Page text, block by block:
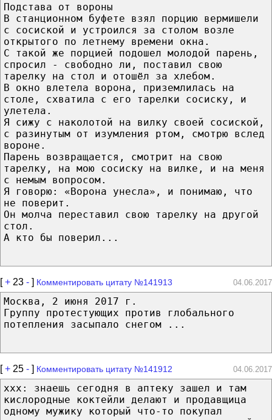
Подстава от вороны
В станционном буфете взял порцию вермишели
с сосиской и устроился за столом возле
открытого по летнему времени окна.
С такой же порцией подошел молодой парень,
спросил - свободно ли, поставил свою
тарелку на стол и отошёл за хлебом.
В окно влетела ворона, приземлилась на
столе, схватила с его тарелки сосиску, и
улетела.
Я сижу с наколотой на вилку своей сосиской,
с разинутым от изумления ртом, смотрю вслед
вороне.
Парень возвращается, смотрит на свою
тарелку, на мою сосиску на вилке, и на меня
с немым вопросом.
Я говорю: «Ворона унесла», и понимаю, что
не поверит.
Он молча переставил свою тарелку на другой
стол.
А кто бы поверил...
[+ 23 - ] Комментировать цитату №141913 04.06.2017
Москва, 2 июня 2017 г.
Группу протестующих против глобального
потепления засыпало снегом ...
[+ 25 - ] Комментировать цитату №141912 04.06.2017
xxx: знаешь сегодня в аптеку зашел и там
кислородные коктейли делают и продавщица
одному мужику который что-то покупал